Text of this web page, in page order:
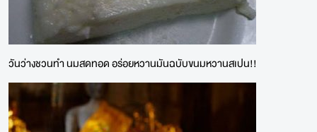
วันว่างชวนทำ นมสดทอด อร่อยหวานมันฉบับขนมหวานสเปน!!